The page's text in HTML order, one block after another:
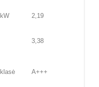
kW 2,19
3,38
klasė A+++